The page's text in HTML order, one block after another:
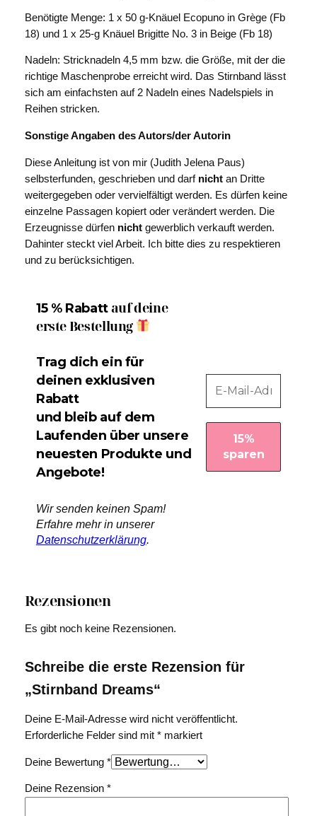
Benötigte Menge: 1 x 50 g-Knäuel Ecopuno in Grège (Fb
18) und 1 x 25-g Knäuel Brigitte No. 3 in Beige (Fb 18)
Nadeln: Stricknadeln 4,5 mm bzw. die Größe, mit der die
richtige Maschenprobe erreicht wird. Das Stirnband lässt
sich am einfachsten auf 2 Nadeln eines Nadelspiels in
Reihen stricken.
Sonstige Angaben des Autors/der Autorin
Diese Anleitung ist von mir (Judith Jelena Paus)
selbsterfunden, geschrieben und darf nichtan Dritte
weitergegeben oder vervielfältigt werden. Es dürfen keine
einzelne Passagen kopiert oder verändert werden. Die
Erzeugnisse dürfen nichtgewerblich verkauft werden.
Dahinter steckt viel Arbeit. Ich bitte dies zu respektieren
und zu berücksichtigen.
15 % Rabattauf deine
erste Bestellung
Trag dich ein für
deinen exklusiven
Rabatt
und bleib auf dem
Laufenden über unsere
neuesten Produkte und
Angebote!
Wir senden keinen Spam!
Erfahre mehr in unserer
Datenschutzerklärung.
Rezensionen
Es gibt noch keine Rezensionen.
Schreibe die erste Rezension für
„Stirnband Dreams“
Deine E-Mail-Adresse wird nicht veröffentlicht.
Erforderliche Felder sind mit *markiert
Deine Bewertung *
Deine Rezension *